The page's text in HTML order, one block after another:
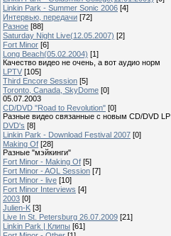
Linkin Park - Summer Sonic 2006 [4]
Интервью, передачи [72]
Разное [88]
Saturday Night Live(12.05.2007) [2]
Fort Minor [6]
Long Beach(05.02.2004) [1]
Качество видео не очень, а вот аудио норм
LPTV [105]
Third Encore Session [5]
Toronto, Canada, SkyDome [0]
05.07.2003
CD/DVD "Road to Revolution" [0]
Разные видео связанные с новым CD/DVD LP
DVD's [8]
Linkin Park - Download Festival 2007 [0]
Making Of [28]
Разные "мэйкинги"
Fort Minor - Making Of [5]
Fort Minor - AOL Session [7]
Fort Minor - live [10]
Fort Minor Interviews [4]
2003 [0]
Julien-K [3]
Live In St. Petersburg 26.07.2009 [21]
Linkin Park | Клипы [61]